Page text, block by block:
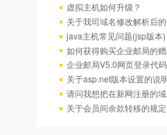
虚拟主机如何升级？
关于我司域名修改解析后
java主机常见问题(jsp版本)
如何获得购买企业邮局的
企业邮局V5.0网页登录代码
关于asp.net版本设置的说
请问我想把在新网注册的
关于会员间余款转移的规定